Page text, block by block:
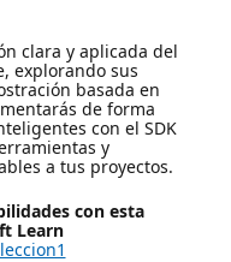
clara y aplicada del
explorando sus
basada en
de forma
con el SDK
y
a tus proyectos.
con esta
Learn